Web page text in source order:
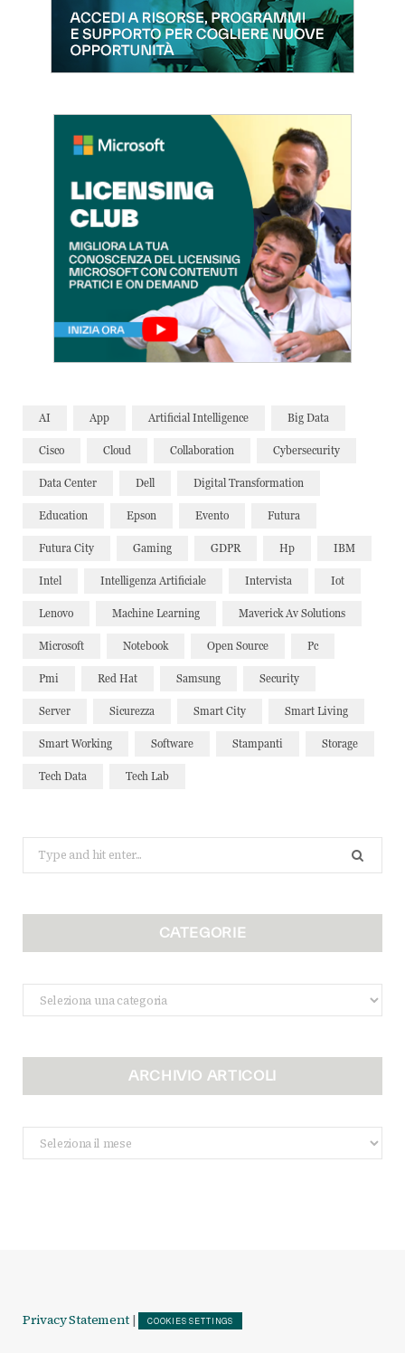
AI App Artificial Intelligence Big Data
Cisco Cloud Collaboration Cybersecurity
Data Center Dell Digital Transformation
Education Epson Evento Futura
Futura City Gaming GDPR Hp IBM
Intel Intelligenza Artificiale Intervista Iot
Lenovo Machine Learning Maverick Av Solutions
Microsoft Notebook Open Source Pc
Pmi Red Hat Samsung Security
Server Sicurezza Smart City Smart Living
Smart Working Software Stampanti Storage
Tech Data Tech Lab
Search
for:
CATEGORIE
Categorie
ARCHIVIO ARTICOLI
Archivio
Articoli
Privacy Statement | COOKIES SETTINGS